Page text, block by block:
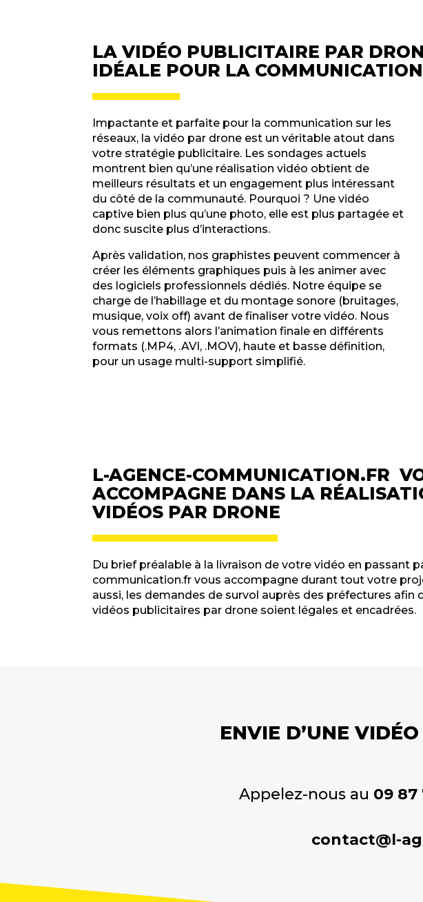
LA VIDÉO PUBLICITAIRE PAR
IDÉALE POUR LA COMMUNICATION
Impactante et parfaite pour la communication sur les
réseaux, la vidéo par drone est un véritable atout dans
votre stratégie publicitaire. Les sondages actuels
montrent bien qu’une réalisation vidéo obtient de
meilleurs résultats et un engagement plus intéressant
du côté de la communauté. Pourquoi ? Une vidéo
captive bien plus qu’une photo, elle est plus partagée et
donc suscite plus d’interactions.
Après validation, nos graphistes peuvent commencer à
créer les éléments graphiques puis à les animer avec
des logiciels professionnels dédiés. Notre équipe se
charge de l’habillage et du montage sonore (bruitages,
musique, voix off) avant de finaliser votre vidéo. Nous
vous remettons alors l’animation finale en différents
formats (.MP4, .AVI, .MOV), haute et basse définition,
pour un usage multi-support simplifié.
L-AGENCE-COMMUNICATION.FR
ACCOMPAGNE DANS LA
VIDÉOS PAR DRONE
Du brief préalable à la livraison de votre vidéo en passant
communication.fr vous accompagne durant tout votre
aussi, les demandes de survol auprès des préfectures afin
vidéos publicitaires par drone soient légales et encadrées.
ENVIE D’UNE
Appelez-nous au 09 87
contact@l-